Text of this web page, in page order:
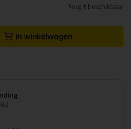
Nog 1 beschikbaar
In winkelwagen